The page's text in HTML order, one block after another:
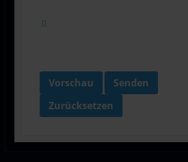
Vorschau
Senden
Zurücksetzen